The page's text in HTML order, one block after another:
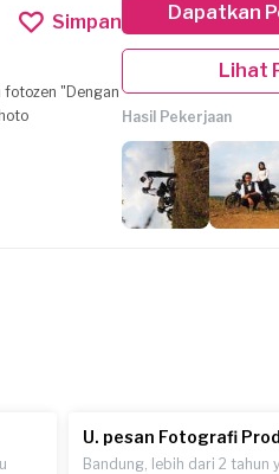
Simpan Dapatkan
Lihat
Hasil Pekerjaan
U. pesan Fotografi
Bandung, lebih dari 2 tahun